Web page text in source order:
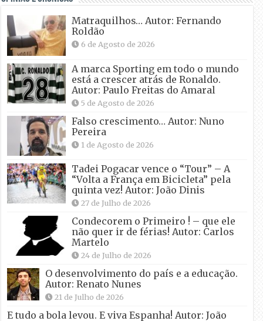
Matraquilhos… Autor: Fernando
Roldão
6 de Agosto de 2026
A marca Sporting em todo o mundo
está a crescer atrás de Ronaldo.
Autor: Paulo Freitas do Amaral
5 de Agosto de 2026
Falso crescimento… Autor: Nuno
Pereira
1 de Agosto de 2026
Tadei Pogacar vence o “Tour” – A
“Volta a França em Bicicleta” pela
quinta vez! Autor: João Dinis
27 de Julho de 2026
Condecorem o Primeiro ! – que ele
não quer ir de férias! Autor: Carlos
Martelo
24 de Julho de 2026
O desenvolvimento do país e a educação.
Autor: Renato Nunes
21 de Julho de 2026
E tudo a bola levou. E viva Espanha! Autor: João